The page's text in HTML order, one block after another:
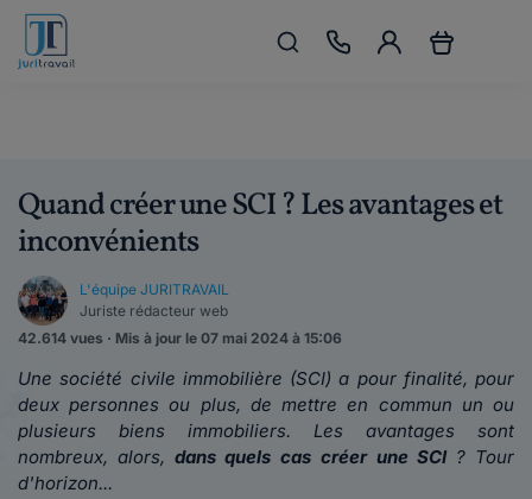
Quand créer une SCI ? Les avantages et
inconvénients
L'équipe JURITRAVAIL
Juriste rédacteur web
42.614 vues · Mis à jour le 07 mai 2024 à 15:06
Une société civile immobilière (SCI) a pour finalité, pour
deux personnes ou plus, de mettre en commun un ou
plusieurs biens immobiliers. Les avantages sont
nombreux, alors, dans quels cas créer une SCI? Tour
d'horizon...